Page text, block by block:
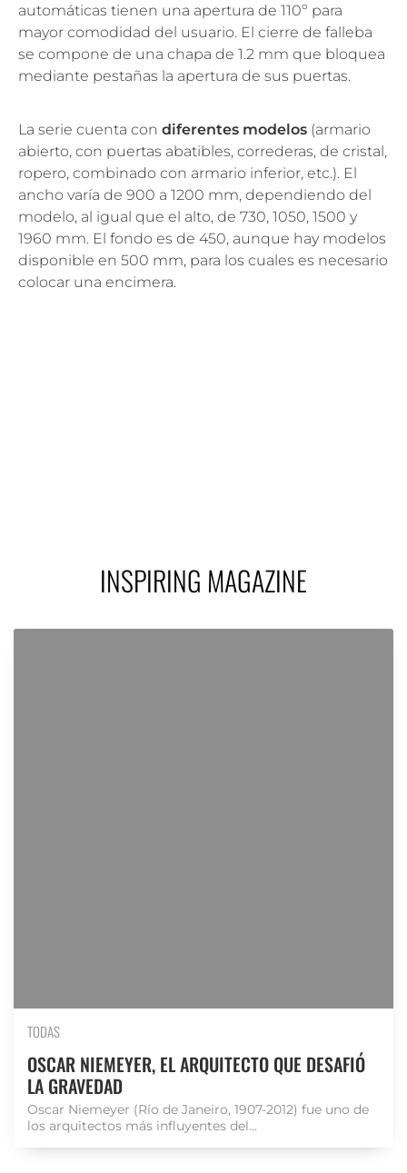
automáticas tienen una apertura de 110º para
mayor comodidad del usuario. El cierre de falleba
se compone de una chapa de 1.2 mm que bloquea
mediante pestañas la apertura de sus puertas.
La serie cuenta con diferentes modelos (armario
abierto, con puertas abatibles, correderas, de cristal,
ropero, combinado con armario inferior, etc.). El
ancho varía de 900 a 1200 mm, dependiendo del
modelo, al igual que el alto, de 730, 1050, 1500 y
1960 mm. El fondo es de 450, aunque hay modelos
disponible en 500 mm, para los cuales es necesario
colocar una encimera.
INSPIRING MAGAZINE
TODAS
OSCAR NIEMEYER, EL ARQUITECTO QUE DESAFIÓ
LA GRAVEDAD
Oscar Niemeyer (Río de Janeiro, 1907-2012) fue uno de
los arquitectos más influyentes del...